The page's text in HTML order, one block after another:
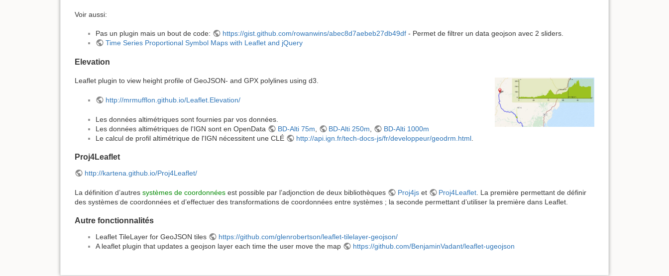
Voir aussi:
Pas un plugin mais un bout de code: https://gist.github.com/rowanwins/abec8d7aebeb27db49df- Permet de filtrer un data geojson avec 2 sliders.
Time Series Proportional Symbol Maps with Leaflet and jQuery
Elevation
Leaflet plugin to view height profile of GeoJSON- and GPX polylines using d3.
http://mrmufflon.github.io/Leaflet.Elevation/
Les données altimétriques sont fournies par vos données.
Les données altimétriques de l'IGN sont en OpenData
BD-Alti 75m BD-Alti 250m
BD-Alti 1000m
Le calcul de profil altimétrique de l'IGN nécessitent une CLÉ
http://api.ign.fr/tech-docs-js/fr/developpeur/geodrm.html.
Proj4Leaflet
http://kartena.github.io/Proj4Leaflet/
La définition d’autres systèmes de coordonnées est possible par l’adjonction de deux bibliothèques Proj4jset Proj4Leaflet . La première permettant de définir
des systèmes de coordonnées et d’effectuer des transformations de coordonnées entre systèmes ; la seconde permettant d’utiliser la première dans Leaflet.
Autre fonctionnalités
Leaflet TileLayer for GeoJSON tiles
https://github.com/glenrobertson/leaflet-tilelayer-geojson/
A leaflet plugin that updates a geojson layer each time the user move the map
https://github.com/BenjaminVadant/leaflet-ugeojson